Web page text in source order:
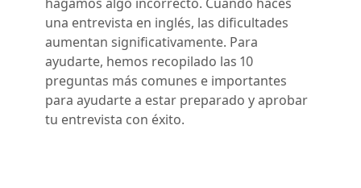
una entrevista en inglés, las dificultades
aumentan significativamente. Para
ayudarte, hemos recopilado las 10
preguntas más comunes e importantes
para ayudarte a estar preparado y aprobar
tu entrevista con éxito.